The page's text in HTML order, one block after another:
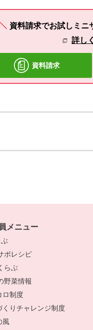
資料請求でお試しミニ
詳し
資料請求
す。
ます。
で開きます。
メニュー
ポレシピ
らぶ 別のウィンドウで開き
野菜情報 別のウィンドウで
ロ制度
くりチャレンジ制度
風